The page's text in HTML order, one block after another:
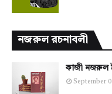
নজরুল রচনাবলী
কাজী নজরুল
September